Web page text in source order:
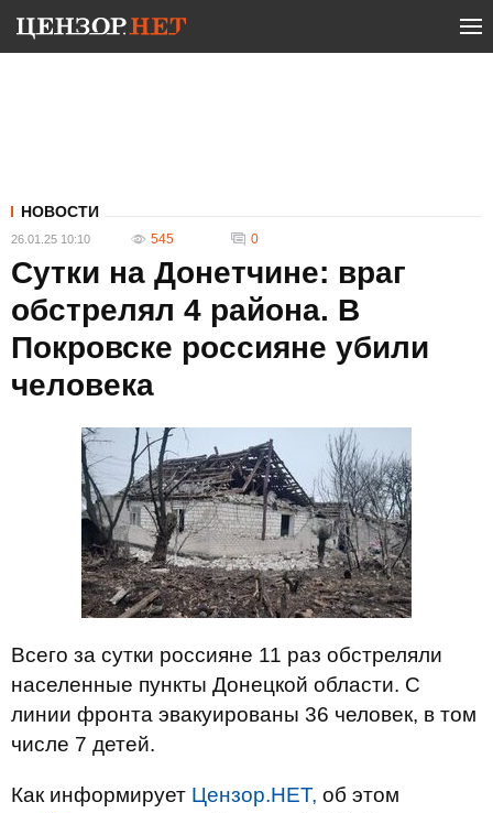
НОВОСТИ
26.01.25 10:10 545 0
Сутки на Донетчине: враг
обстрелял 4 района. В
Покровске россияне убили
человека
Всего за сутки россияне 11 раз обстреляли
населенные пункты Донецкой области. С
линии фронта эвакуированы 36 человек, в том
числе 7 детей.
Как информирует Цензор.НЕТ, об этом